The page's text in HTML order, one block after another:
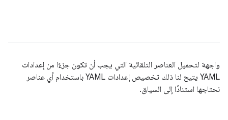
واجهة لتحميل العناصر التلقائية التي يجب أن تكون جزءًا من إعدادات
YAML يتيح لنا ذلك تخصيص إعدادات YAML باستخدام أي عناصر
نحتاجها استنادًا إلى السياق.